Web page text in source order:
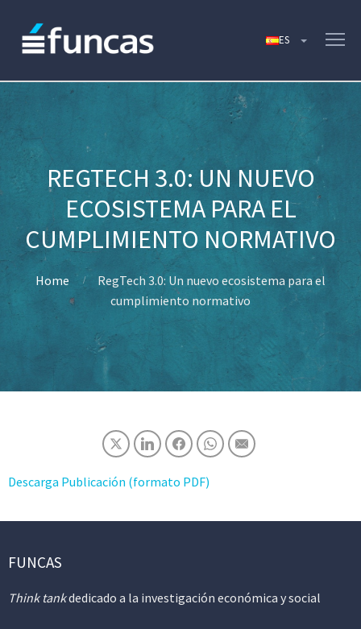
REGTECH 3.0: UN NUEVO
ECOSISTEMA PARA EL
CUMPLIMIENTO NORMATIVO
Home
RegTech 3.0: Un nuevo ecosistema para el
cumplimiento normativo
Descarga Publicación (formato PDF)
FUNCAS
Think tankdedicado a la investigación económica y social